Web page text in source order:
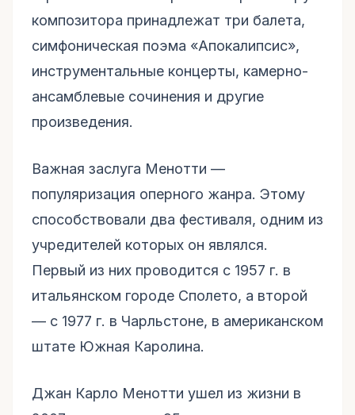
композитора принадлежат три балета,
симфоническая поэма «Апокалипсис»,
инструментальные концерты, камерно-
ансамблевые сочинения и другие
произведения.
Важная заслуга Менотти —
популяризация оперного жанра. Этому
способствовали два фестиваля, одним из
учредителей которых он являлся.
Первый из них проводится с 1957 г. в
итальянском городе Сполето, а второй
— с 1977 г. в Чарльстоне, в американском
штате Южная Каролина.
Джан Карло Менотти ушел из жизни в